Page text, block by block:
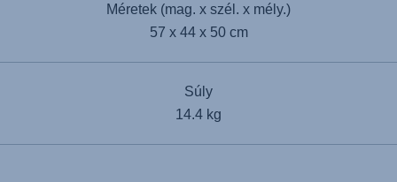
Méretek (mag. x szél. x mély.)
57 x 44 x 50 cm
Súly
14.4 kg